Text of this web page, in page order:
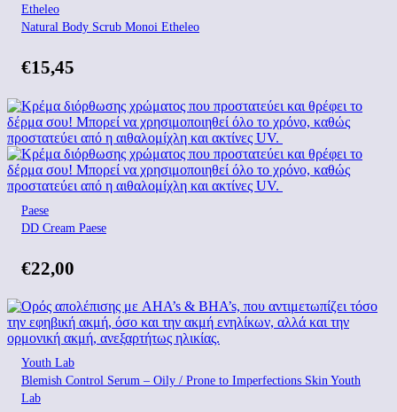
Etheleo
Natural Body Scrub Monoi Etheleo
€15,45
Paese
DD Cream Paese
€22,00
Youth Lab
Blemish Control Serum – Oily / Prone to Imperfections Skin Youth
Lab